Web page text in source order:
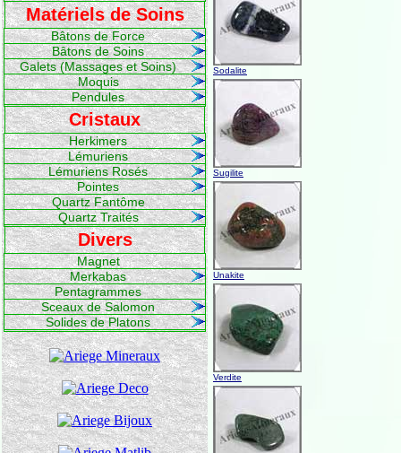
Matériels de Soins
Bâtons de Force
Bâtons de Soins
Galets (Massages et Soins)
Moquis
Pendules
Cristaux
Herkimers
Lémuriens
Lémuriens Rosés
Pointes
Quartz Fantôme
Quartz Traités
Divers
Magnet
Merkabas
Pentagrammes
Sceaux de Salomon
Solides de Platons
Sodalite
Sugilite
Unakite
Verdite